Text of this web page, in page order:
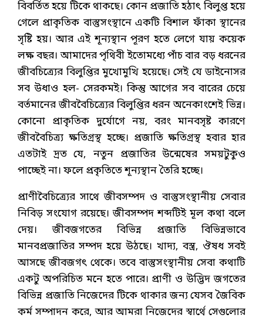
বিবর্তিত হয়ে টিকে থাকছে। কোন প্রজাতি হঠাৎ বিলুপ্ত হয়ে
গেলে প্রাকৃতিক বাস্তুসংস্থানে একটি বিশাল ফাঁকা স্থানের
সৃষ্টি হয়। আর এই শূন্যস্থান পূরণ হতে লেগে যায় কয়েক
লক্ষ বছর। আমাদের পৃথিবী ইতোমধ্যে পাঁচ বার বড় ধরনের
জীবচিত্র্যের বিলুপ্তির মুখোমুখি হয়েছে। সেই যে ডাইনোসর
সব উধাও হল- সেরকমই। কিন্তু আগের সব বারের চেয়ে
বর্তমানের জীববৈচিত্র্যের বিলুপ্তির ধরন অনেকাংশেই ভিন্ন।
কোনো প্রাকৃতিক দুর্যোগে নয়, বরং মানবসৃষ্ট কারণে
জীববৈচিত্র্য ক্ষতিগ্রস্থ হচ্ছে। প্রজাতি ক্ষতিগ্রস্থ হবার হার
এতটাই দ্রত যে, নতুন প্রজাতির উন্মেষের সময়টুকুও
পাচ্ছেই না। ফলে প্রকৃতিতে শূন্যস্থান তৈরি হচ্ছে।
প্রাণীবৈচিত্র্যের সাথে জীবসম্পদ ও বাস্তুসংস্থানীয় সেবার
নিবিড় সংযোগ রয়েছে। জীবসম্পদ শব্দটিই মূল কথা বলে
দেয়। জীবজগতের বিভিন্ন প্রজাতি বিভিন্নভাবে
মানবপ্রজাতির সম্পদ হয়ে উঠছে। খাদ্য, বস্ত্র, ঔষধ সবই
আসছে জীবজগৎ থেকে। তবে বাস্তুসংস্থানীয় সেবা কথাটি
একটু অপরিচিত মনে হতে পারে। প্রাণী ও উদ্ভিদ জগতের
বিভিন্ন প্রজাতি নিজেদের টিকে থাকার জন্য যেসব জৈবিক
কর্ম সম্পাদন করে, আর আমরা নিজেদের স্বার্থে সেগুলোর